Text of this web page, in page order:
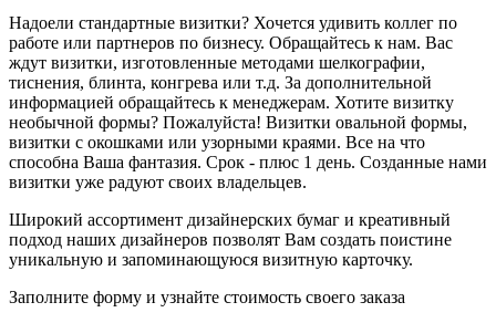
Надоели стандартные визитки? Хочется удивить коллег по
работе или партнеров по бизнесу. Обращайтесь к нам. Вас
ждут визитки, изготовленные методами шелкографии,
тиснения, блинта, конгрева или т.д. За дополнительной
информацией обращайтесь к менеджерам. Хотите визитку
необычной формы? Пожалуйста! Визитки овальной формы,
визитки с окошками или узорными краями. Все на что
способна Ваша фантазия. Срок - плюс 1 день. Созданные нами
визитки уже радуют своих владельцев.
Широкий ассортимент дизайнерских бумаг и креативный
подход наших дизайнеров позволят Вам создать поистине
уникальную и запоминающуюся визитную карточку.
Заполните форму и узнайте стоимость своего заказа